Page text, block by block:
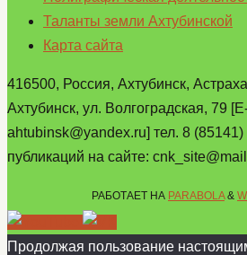
Таланты земли Ахтубинской
Карта сайта
416500, Россия, Ахтубинск,
Ахтубинск, ул. Волгоградская, 79
ahtubinsk@yandex.ru] тел. 8
публикаций на сайте:
РАБОТАЕТ НА PARABOLA&
Продолжая пользование